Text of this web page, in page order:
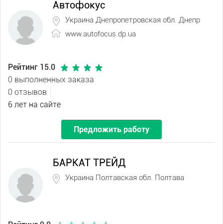
Автофокус
Украина Днепропетровская обл. Днепр
www.autofocus.dp.ua
Рейтинг 15.0
0 выполненных заказа
0 отзывов
6 лет на сайте
Предложить работу
БАРКАТ ТРЕЙД
Украина Полтавская обл. Полтава